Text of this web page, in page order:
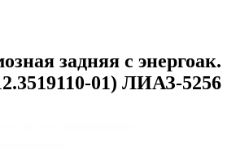
задняя с энергоак.
01) ЛИАЗ-5256